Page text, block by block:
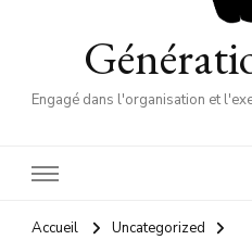
Engagé dans l'organisation et
Accueil
Uncategorized